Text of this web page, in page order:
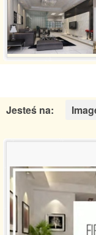
Jesteś na: